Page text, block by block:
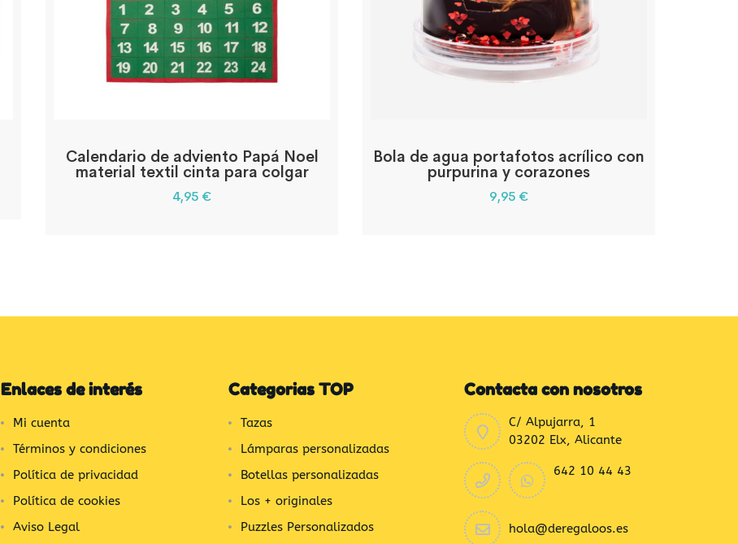
Calendario de adviento Papá Noel
material textil cinta para colgar
4,95 €
Bola de agua portafotos acrílico con
purpurina y corazones
9,95 €
Enlaces de interés
Mi cuenta
Términos y condiciones
Política de privacidad
Política de cookies
Aviso Legal
Categorias TOP
Tazas
Lámparas personalizadas
Botellas personalizadas
Los + originales
Puzzles Personalizados
Contacta con nosotros
C/ Alpujarra, 1
03202 Elx, Alicante
642 10 44 43
hola@deregaloos.es